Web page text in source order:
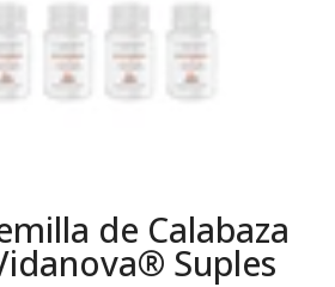
de Calabaza
Suples